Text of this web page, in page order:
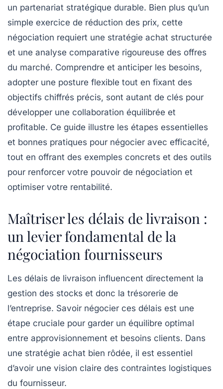
un partenariat stratégique durable. Bien plus qu’un
simple exercice de réduction des prix, cette
négociation requiert une stratégie achat structurée
et une analyse comparative rigoureuse des offres
du marché. Comprendre et anticiper les besoins,
adopter une posture flexible tout en fixant des
objectifs chiffrés précis, sont autant de clés pour
développer une collaboration équilibrée et
profitable. Ce guide illustre les étapes essentielles
et bonnes pratiques pour négocier avec efficacité,
tout en offrant des exemples concrets et des outils
pour renforcer votre pouvoir de négociation et
optimiser votre rentabilité.
Maîtriser les délais de livraison :
un levier fondamental de la
négociation fournisseurs
Les délais de livraison influencent directement la
gestion des stocks et donc la trésorerie de
l’entreprise. Savoir négocier ces délais est une
étape cruciale pour garder un équilibre optimal
entre approvisionnement et besoins clients. Dans
une stratégie achat bien rôdée, il est essentiel
d’avoir une vision claire des contraintes logistiques
du fournisseur.